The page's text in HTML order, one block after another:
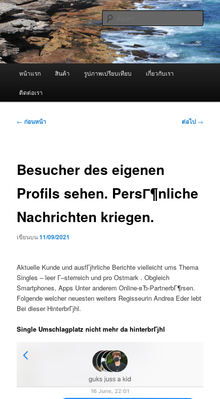
ข้าม
ไป
ยัง
เนื้อหา
หลัก ผู้นำเข้าเครื่องพ่นหมอกควัน Best
Fogger / Fogger One และ อะไหล่
จำหน่ายเครื่องพ่นหมอกควัน คุณภาพดี บริการด้วยความจริงใจ
ค้นหา
หน้าแรก สินค้า รูปภาพเปรียบเทียบ เกี่ยวกับเรา
ติดต่อเรา
เมนู
← ก่อนหน้า ต่อไป →
Besucher des eigenen
Profils sehen. PersГ¶nliche
Nachrichten kriegen.
เขียนบน11/09/2021
Aktuelle Kunde und ausfГјhrliche Berichte vielleicht ums Thema
Singles – leer Г–sterreich und pro Ostmark . Obgleich
Smartphones, Apps Unter anderem Online-вЂ‹PartnerbГ¶rsen.
Folgende welcher neuesten weiters Regisseurin Andrea Eder lebt
Bei dieser HinterbrГјhl.
Single Umschlagplatz nicht mehr da hinterbrГјhl